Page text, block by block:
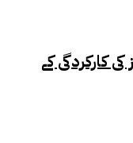
کارکردگی کے